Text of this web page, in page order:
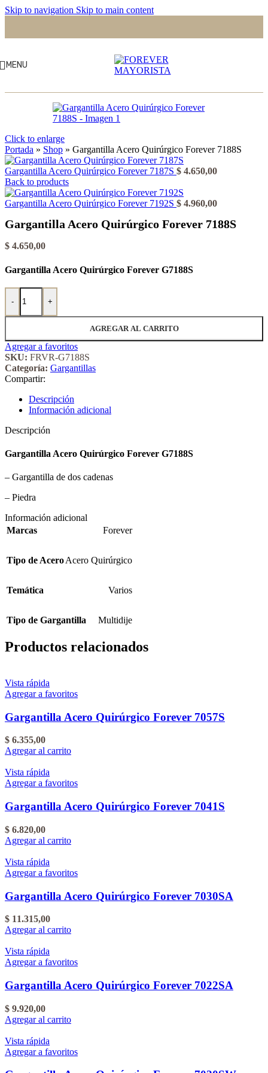
Skip to navigation Skip to main content
MENU
Click to enlarge
Portada » Shop » Gargantilla Acero Quirúrgico Forever 7188S
Gargantilla Acero Quirúrgico Forever 7187S $ 4.650,00
Back to products
Gargantilla Acero Quirúrgico Forever 7192S $ 4.960,00
Gargantilla Acero Quirúrgico Forever 7188S
$ 4.650,00
Gargantilla Acero Quirúrgico Forever G7188S
-
Gargantilla Acero Quirúrgico Forever 7188S cantidad
+
AGREGAR AL CARRITO
Agregar a favoritos
SKU: FRVR-G7188S
Categoría: Gargantillas
Compartir:
Descripción
Información adicional
Descripción
Gargantilla Acero Quirúrgico Forever G7188S
– Gargantilla de dos cadenas
– Piedra
Información adicional
Marcas
Forever
Tipo de AceroAcero Quirúrgico
Temática Varios
Tipo de Gargantilla Multidije
Productos relacionados
Vista rápida
Agregar a favoritos
Gargantilla Acero Quirúrgico Forever 7057S
$ 6.355,00
Agregar al carrito
Vista rápida
Agregar a favoritos
Gargantilla Acero Quirúrgico Forever 7041S
$ 6.820,00
Agregar al carrito
Vista rápida
Agregar a favoritos
Gargantilla Acero Quirúrgico Forever 7030SA
$ 11.315,00
Agregar al carrito
Vista rápida
Agregar a favoritos
Gargantilla Acero Quirúrgico Forever 7022SA
$ 9.920,00
Agregar al carrito
Vista rápida
Agregar a favoritos